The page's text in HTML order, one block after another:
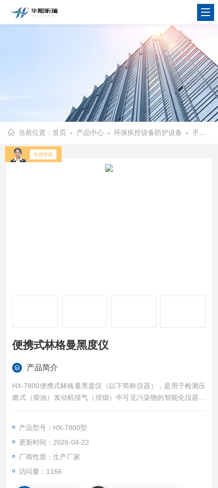
当前位置：首页 - 产品中心 -环保疾控设备防护设备 -手持式林格曼黑度仪
便携式林格曼黑度仪
产品简介
HX-7800便携式林格曼黑度仪（以下简称仪器），是用于检测压
燃式（柴油）发动机排气（排烟）中可见污染物的智能化仪器。
满足《柴油车污染物排放限值及测量方法（自由加速法及加载减
值及测量方法》（GB36886-2018）中林格曼技术要求。可快
速、高效判别机动车尾气是否黑烟，并输出尾气林格曼等级数
据。便
产品型号：HX-7800型
更新时间：2026-04-22
厂商性质：生产厂家
访问量：1166